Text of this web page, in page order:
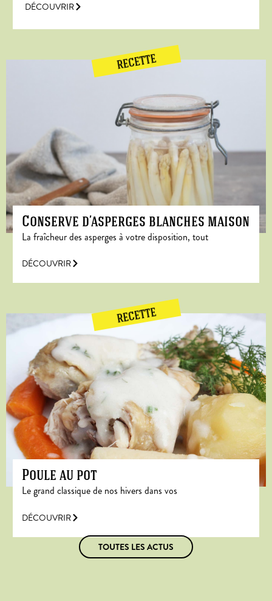
DÉCOUVRIR
RECETTE
Conserve d’asperges blanches maison
La fraîcheur des asperges à votre disposition, tout
DÉCOUVRIR
RECETTE
Poule au pot
Le grand classique de nos hivers dans vos
DÉCOUVRIR
TOUTES LES ACTUS